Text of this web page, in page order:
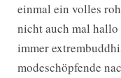
einmal ein volles
nicht auch mal hallo
immer
modeschöpfende